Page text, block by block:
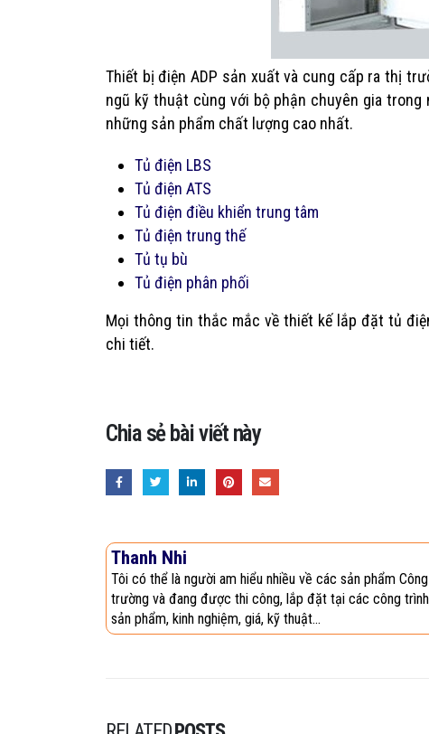
Thiết bị điện ADP sản xuất và cung cấp ra thị
ngũ kỹ thuật cùng với bộ phận chuyên gia
những sản phẩm chất lượng cao nhất.
Tủ điện LBS
Tủ điện ATS
Tủ điện điều khiển trung tâm
Tủ điện trung thế
Tủ tụ bù
Tủ điện phân phối
Mọi thông tin thắc mắc về thiết kế lắp đặt tủ
chi tiết.
Chia sẻ bài viết này
Thanh Nhi
Tôi có thể là người am hiểu nhiều về các sản phẩm
trường và đang được thi công, lắp đặt tại các công
sản phẩm, kinh nghiệm, giá, kỹ thuật...